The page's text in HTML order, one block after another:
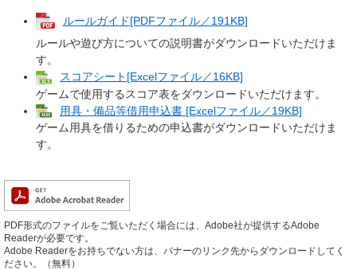
ルールガイド[PDFファイル／191KB]
ルールや遊び方についての説明書がダウンロードいただけま
す。
スコアシート[Excelファイル／16KB]
ゲームで使用するスコア表をダウンロードいただけます。
用具・備品等借用申込書 [Excelファイル／19KB]
ゲーム用具を借りるための申込書がダウンロードいただけま
す。
PDF形式のファイルをご覧いただく場合には、Adobe社が提供するAdobe
Readerが必要です。
Adobe Readerをお持ちでない方は、バナーのリンク先からダウンロードしてく
ださい。（無料）